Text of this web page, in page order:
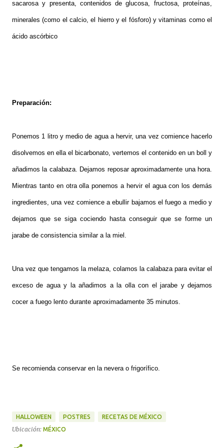
sacarosa y presenta, contenidos de glucosa, fructosa, proteínas,
minerales (como el calcio, el hierro y el fósforo) y vitaminas como el
ácido ascórbico
Preparación:
Ponemos 1 litro y medio de agua a hervir, una vez comience hacerlo
disolvemos en ella el bicarbonato, vertemos el contenido en un boll y
añadimos la calabaza. Dejamos reposar aproximadamente una hora.
Mientras tanto en otra olla ponemos a hervir el agua con los demás
ingredientes, una vez comience a ebullir bajamos el fuego a medio y
dejamos que se siga cociendo hasta conseguir que se forme un
jarabe de consistencia similar a la miel.
Una vez que tengamos la melaza, colamos la calabaza para evitar el
exceso de agua y la añadimos a la olla con el jarabe y dejamos
cocer a fuego lento durante aproximadamente 35 minutos.
Se recomienda conservar en la nevera o frigorífico.
HALLOWEEN POSTRES RECETAS DE MÉXICO
Ubicación: MÉXICO